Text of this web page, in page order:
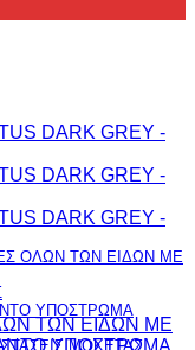
ΟΛΩΝ ΤΩΝ ΕΙΔΩΝ ME
ΥΠΟΣΤΡΩΜΑ
ΜΟΚΕΤΑΣ
ΤΩΝ ΕΙΔΩΝ ME
ΥΠΟΣΤΡΩΜΑ